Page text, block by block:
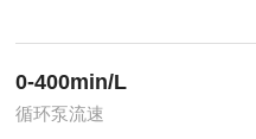
0-400min/L
循环泵流速